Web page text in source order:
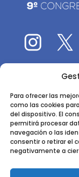
Para ofrecer las
como las cookies
del dispositivo. El
permitirá procesar
navegación o las
consentir o retirar el
negativamente a
El 9CFE es
Instituto
Ctra. de